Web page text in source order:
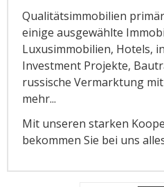
Qualitätsimmobilien
einige ausgewählte
Luxusimmobilien, Hotels,
Investment Projekte,
russische Vermarktung
mehr...
Mit unseren starken
bekommen Sie bei uns